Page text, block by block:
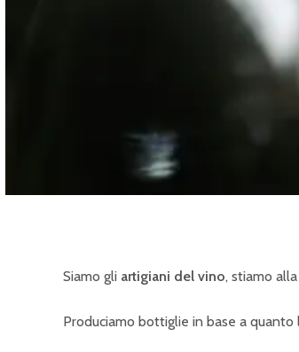
Siamo gli artigiani del vino, stiamo
Produciamo bottiglie in base a